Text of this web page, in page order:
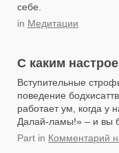
себе.
in Медитации
С каким
Вступительные
поведение
работает ум, когда у
Далай-ламы!» – и вы
Part in Комментарий